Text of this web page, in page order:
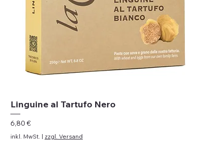
Linguine al Tartufo Nero
Preis
6,80 €
inkl. MwSt. | zzgl. Versand